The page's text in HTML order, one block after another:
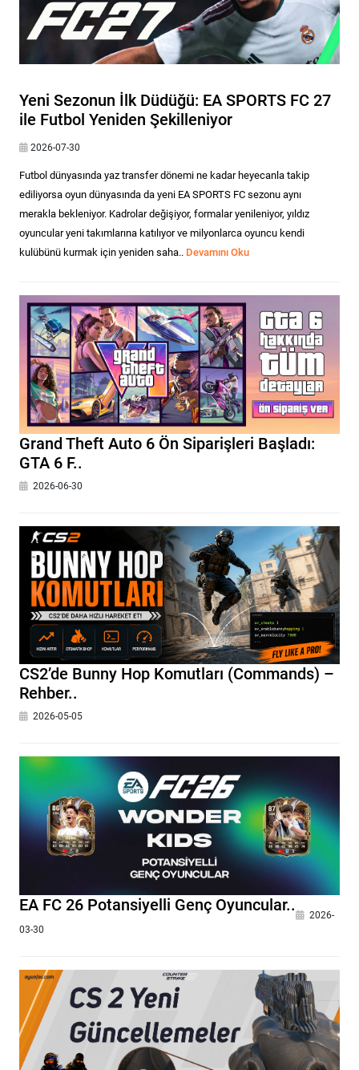
Yeni Sezonun İlk Düdüğü: EA SPORTS FC 27
ile Futbol Yeniden Şekilleniyor
2026-07-30
Futbol dünyasında yaz transfer dönemi ne kadar heyecanla takip
ediliyorsa oyun dünyasında da yeni EA SPORTS FC sezonu aynı
merakla bekleniyor. Kadrolar değişiyor, formalar yenileniyor, yıldız
oyuncular yeni takımlarına katılıyor ve milyonlarca oyuncu kendi
kulübünü kurmak için yeniden saha.. Devamını Oku
Grand Theft Auto 6 Ön Siparişleri Başladı:
GTA 6 F..
2026-06-30
CS2’de Bunny Hop Komutları (Commands) –
Rehber..
2026-05-05
EA FC 26 Potansiyelli Genç Oyuncular..
2026-
03-30